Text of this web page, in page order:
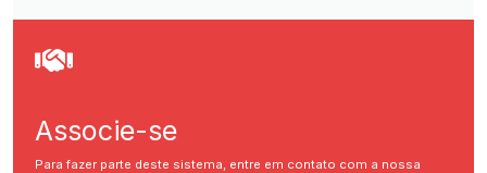
Associe-se
Para fazer parte deste sistema, entre em contato com a nossa